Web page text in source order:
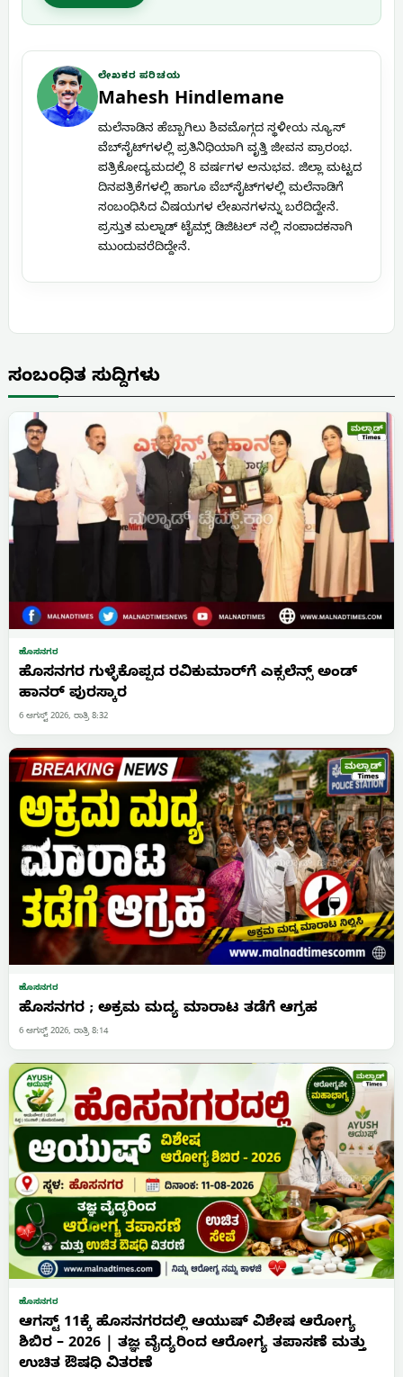
ಲೇಖಕರ ಪರಿಚಯ
Mahesh Hindlemane
ಮಲೆನಾಡಿನ ಹೆಬ್ಬಾಗಿಲು ಶಿವಮೊಗ್ಗದ ಸ್ಥಳೀಯ ನ್ಯೂಸ್
ವೆಬ್‌ಸೈಟ್‌ಗಳಲ್ಲಿ ಪ್ರತಿನಿಧಿಯಾಗಿ ವೃತ್ತಿ ಜೀವನ ಪ್ರಾರಂಭ.
ಪತ್ರಿಕೋದ್ಯಮದಲ್ಲಿ 8 ವರ್ಷಗಳ ಅನುಭವ. ಜಿಲ್ಲಾ ಮಟ್ಟದ
ದಿನಪತ್ರಿಕೆಗಳಲ್ಲಿ ಹಾಗೂ ವೆಬ್‌ಸೈಟ್‌ಗಳಲ್ಲಿ ಮಲೆನಾಡಿಗೆ
ಸಂಬಂಧಿಸಿದ ವಿಷಯಗಳ ಲೇಖನಗಳನ್ನು ಬರೆದಿದ್ದೇನೆ.
ಪ್ರಸ್ತುತ ಮಲ್ನಾಡ್ ಟೈಮ್ಸ್ ಡಿಜಿಟಲ್ ನಲ್ಲಿ ಸಂಪಾದಕನಾಗಿ
ಮುಂದುವರೆದಿದ್ದೇನೆ.
ಸಂಬಂಧಿತ ಸುದ್ದಿಗಳು
ಹೊಸನಗರ
ಹೊಸನಗರ ಗುಳ್ಳೆಕೊಪ್ಪದ ರವಿಕುಮಾರ್‌ಗೆ ಎಕ್ಸಲೆನ್ಸ್ ಅಂಡ್
ಹಾನರ್ ಪುರಸ್ಕಾರ
6 ಆಗಸ್ಟ್ 2026, ರಾತ್ರಿ 8:32
ಹೊಸನಗರ
ಹೊಸನಗರ ; ಅಕ್ರಮ ಮದ್ಯ ಮಾರಾಟ ತಡೆಗೆ ಆಗ್ರಹ
6 ಆಗಸ್ಟ್ 2026, ರಾತ್ರಿ 8:14
ಹೊಸನಗರ
ಆಗಸ್ಟ್ 11ಕ್ಕೆ ಹೊಸನಗರದಲ್ಲಿ ಆಯುಷ್ ವಿಶೇಷ ಆರೋಗ್ಯ
ಶಿಬಿರ – 2026 | ತಜ್ಞ ವೈದ್ಯರಿಂದ ಆರೋಗ್ಯ ತಪಾಸಣೆ ಮತ್ತು
ಉಚಿತ ಔಷಧಿ ವಿತರಣೆ